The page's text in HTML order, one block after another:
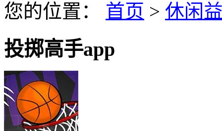
您的位置： 首页 > 休闲
投掷高手app